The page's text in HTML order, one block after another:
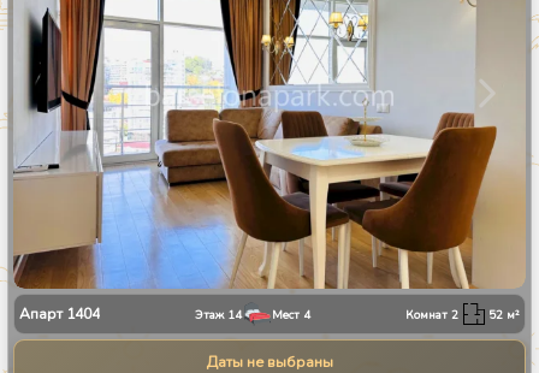
Апарт 1404 Этаж 14 Мест 4 Комнат2 52 м²
Даты не выбраны